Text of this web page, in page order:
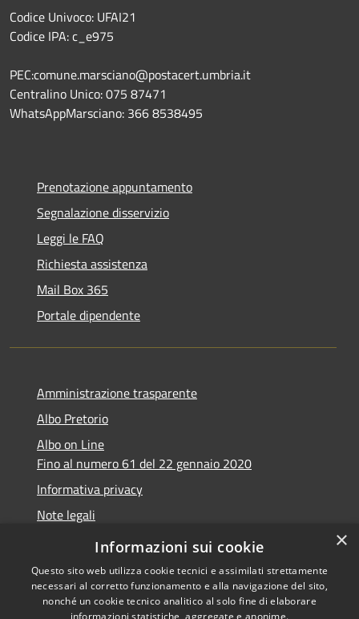
Codice Univoco: UFAI21
Codice IPA: c_e975
PEC:comune.marsciano@postacert.umbria.it
Centralino Unico: 075 87471
WhatsAppMarsciano: 366 8538495
Prenotazione appuntamento
Segnalazione disservizio
Leggi le FAQ
Richiesta assistenza
Mail Box 365
Portale dipendente
Amministrazione trasparente
Albo Pretorio
Albo on Line
Fino al numero 61 del 22 gennaio 2020
Informativa privacy
Note legali
Dichiarazione di accessibilità
×
Informazioni sui cookie
Questo sito web utilizza cookie tecnici e assimilati strettamente
necessari al corretto funzionamento e alla navigazione del sito,
nonché un cookie tecnico analitico al solo fine di elaborare
informazioni statistiche, aggregate e anonime.